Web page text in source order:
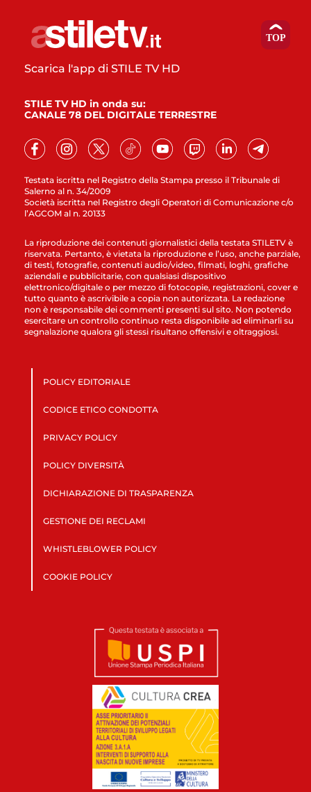
Testata iscritta nel Registro della Stampa presso il Tribunale di
Salerno al n. 34/2009
Società iscritta nel Registro degli Operatori di Comunicazione c/o
l’AGCOM al n. 20133
Scarica l'app di STILE TV HD
STILE TV HD in onda su:
CANALE 78 DEL DIGITALE TERRESTRE
La riproduzione dei contenuti giornalistici della testata STILETV è
riservata. Pertanto, è vietata la riproduzione e l’uso, anche parziale,
di testi, fotografie, contenuti audio/video, filmati, loghi, grafiche
aziendali e pubblicitarie, con qualsiasi dispositivo
elettronico/digitale o per mezzo di fotocopie, registrazioni, cover e
tutto quanto è ascrivibile a copia non autorizzata. La redazione
non è responsabile dei commenti presenti sul sito. Non potendo
esercitare un controllo continuo resta disponibile ad eliminarli su
segnalazione qualora gli stessi risultano offensivi e oltraggiosi.
POLICY EDITORIALE
CODICE ETICO CONDOTTA
PRIVACY POLICY
POLICY DIVERSITÀ
DICHIARAZIONE DI TRASPARENZA
GESTIONE DEI RECLAMI
WHISTLEBLOWER POLICY
COOKIE POLICY